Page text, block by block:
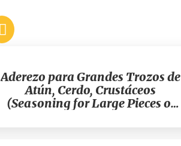
Aderezo para Grandes Trozos de
Atún, Cerdo, Crustáceos
(Seasoning for Large Pieces of